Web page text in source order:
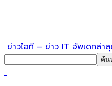
ข่าวไอที – ข่าว IT อัพเดทล่า